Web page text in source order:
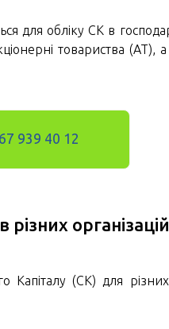
для обліку СК в
товариства (АТ),
939 40 12
різних
Капіталу (СК) для